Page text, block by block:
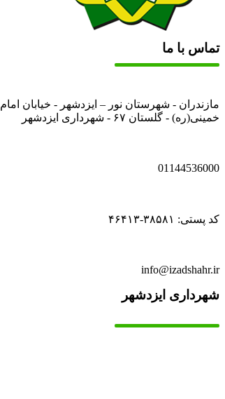
تماس با ما
مازندران - شهرستان نور – ایزدشهر - خیابان امام
خمینی(ره) - گلستان ۶۷ - شهرداری ایزدشهر
01144536000
کد پستی: ۳۸۵۸۱-۴۶۴۱۳
info@izadshahr.ir
شهرداری ایزدشهر